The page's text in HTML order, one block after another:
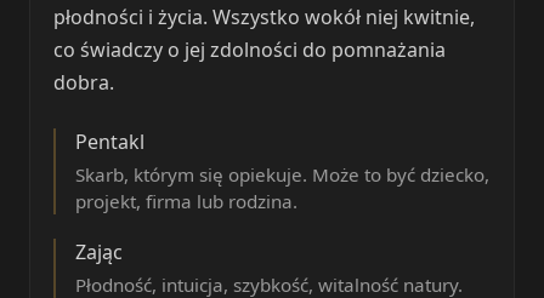
płodności i życia. Wszystko wokół niej kwitnie,
co świadczy o jej zdolności do pomnażania
dobra.
Pentakl
Skarb, którym się opiekuje. Może to być dziecko,
projekt, firma lub rodzina.
Zając
Płodność, intuicja, szybkość, witalność natury.